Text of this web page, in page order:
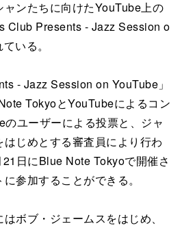
ンたちに向けたYouTube上の
Club Presents - Jazz Session o
いる。
- Jazz Session on YouTube」
TokyoとYouTubeによるコン
ユーザーによる投票と、ジャ
じめとする審査員により行わ
日にBlue Note Tokyoで開催さ
参加することができる。
ボブ・ジェームスをはじめ、